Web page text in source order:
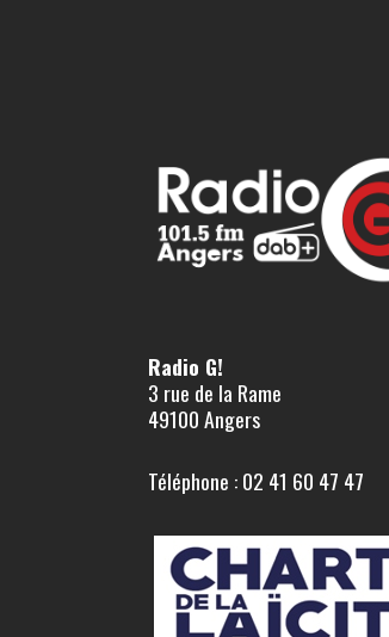
Radio G!
3 rue de la Rame
49100 Angers
Téléphone : 02 41 60 47 47